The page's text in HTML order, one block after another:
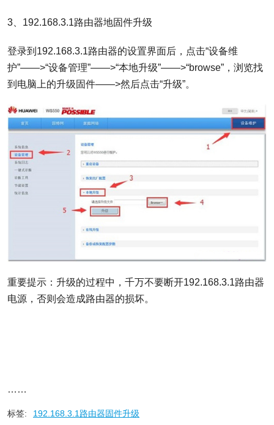
3、192.168.3.1路由器地固件升级
登录到192.168.3.1路由器的设置界面后，点击“设备维
护”——>“设备管理”——>“本地升级”——>“browse”，浏览找
到电脑上的升级固件——>然后点击“升级”。
重要提示：升级的过程中，千万不要断开192.168.3.1路由器
电源，否则会造成路由器的损坏。
……
标签: 192.168.3.1路由器固件升级